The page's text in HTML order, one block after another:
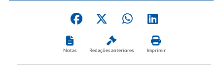
Notas Redações anteriores Imprimir